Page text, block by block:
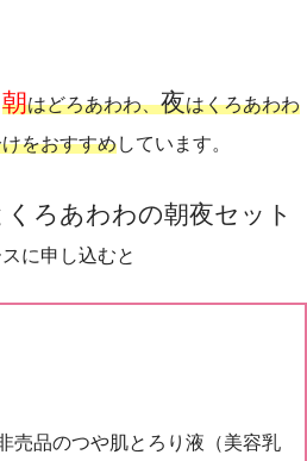
朝はどろあわわ、夜はくろあわわ
をおすすめしています。
ろあわわの朝夜セット
に申し込むと
売品のつや肌とろり液（美容乳